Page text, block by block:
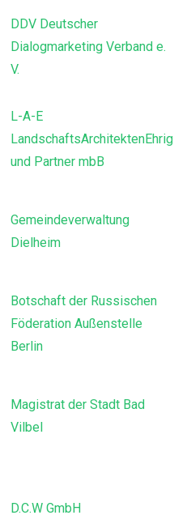
DDV Deutscher
Dialogmarketing Verband e.
V.
L-A-E
LandschaftsArchitektenEhrig
und Partner mbB
Gemeindeverwaltung
Dielheim
Botschaft der Russischen
Föderation Außenstelle
Berlin
Magistrat der Stadt Bad
Vilbel
D.C.W GmbH